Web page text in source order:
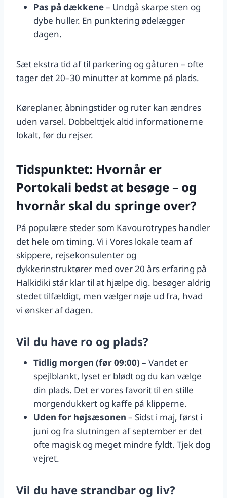
Pas på dækkene– Undgå skarpe sten og
dybe huller. En punktering ødelægger
dagen.
Sæt ekstra tid af til parkering og gåturen – ofte
tager det 20–30 minutter at komme på plads.
Køreplaner, åbningstider og ruter kan ændres
uden varsel. Dobbelttjek altid informationerne
lokalt, før du rejser.
Tidspunktet: Hvornår er
Portokali bedst at besøge – og
hvornår skal du springe over?
På populære steder som Kavourotrypes handler
det hele om timing. Vi i Vores lokale team af
skippere, rejsekonsulenter og
dykkerinstruktører med over 20 års erfaring på
Halkidiki står klar til at hjælpe dig. besøger aldrig
stedet tilfældigt, men vælger nøje ud fra, hvad
vi ønsker af dagen.
Vil du have ro og plads?
Tidlig morgen (før 09:00) – Vandet er
spejlblankt, lyset er blødt og du kan vælge
din plads. Det er vores favorit til en stille
morgendukkert og kaffe på klipperne.
Uden for højsæsonen – Sidst i maj, først i
juni og fra slutningen af september er det
ofte magisk og meget mindre fyldt. Tjek dog
vejret.
Vil du have strandbar og liv?